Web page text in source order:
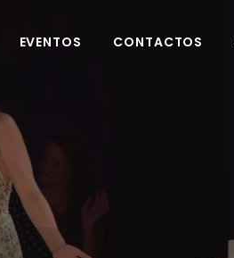
EVENTOS CONTACTOS